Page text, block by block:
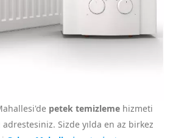
petek temizleme hizmeti
Sizde yılda en az birkez